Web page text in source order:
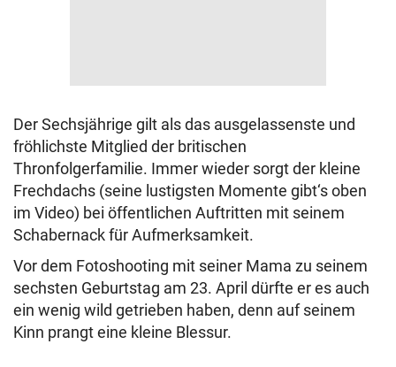
Der Sechsjährige gilt als das ausgelassenste und
fröhlichste Mitglied der britischen
Thronfolgerfamilie. Immer wieder sorgt der kleine
Frechdachs (seine lustigsten Momente gibt‘s oben
im Video) bei öffentlichen Auftritten mit seinem
Schabernack für Aufmerksamkeit.
Vor dem Fotoshooting mit seiner Mama zu seinem
sechsten Geburtstag am 23. April dürfte er es auch
ein wenig wild getrieben haben, denn auf seinem
Kinn prangt eine kleine Blessur.